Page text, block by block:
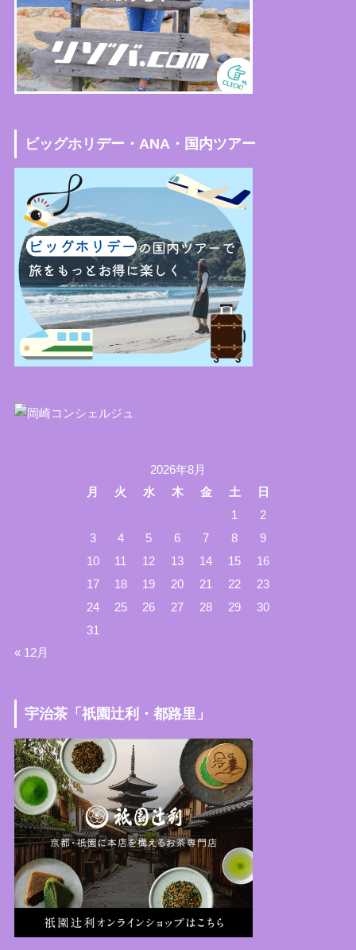
ビッグホリデー・ANA・国内ツアー
2026年8月
月
火 水 木 金 土
日
1
2
3
4 5 6 7 8
9
10
11 12 13 14 15
16
17
18 19 20 21 22
23
24
25 26 27 28 29
30
31
« 12月
宇治茶「祇園辻利・都路里」